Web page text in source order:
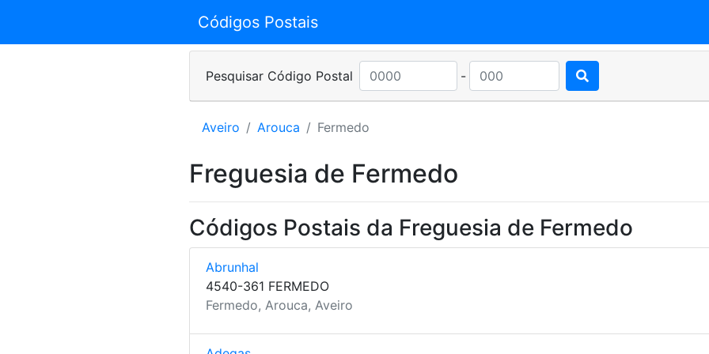
Códigos Postais
Pesquisar Código Postal -
Aveiro Arouca Fermedo
Freguesia de Fermedo
Códigos Postais da Freguesia de Fermedo
Abrunhal
4540-361 FERMEDO
Fermedo, Arouca, Aveiro